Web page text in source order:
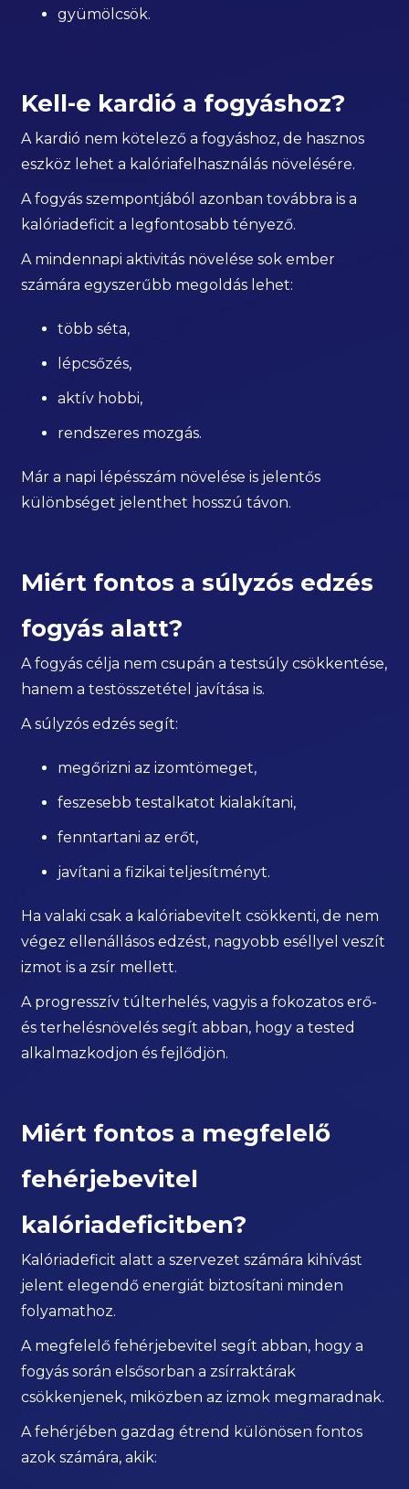
gyümölcsök.
Kell-e kardió a fogyáshoz?
A kardió nem kötelező a fogyáshoz, de hasznos
eszköz lehet a kalóriafelhasználás növelésére.
A fogyás szempontjából azonban továbbra is a
kalóriadeficit a legfontosabb tényező.
A mindennapi aktivitás növelése sok ember
számára egyszerűbb megoldás lehet:
több séta,
lépcsőzés,
aktív hobbi,
rendszeres mozgás.
Már a napi lépésszám növelése is jelentős
különbséget jelenthet hosszú távon.
Miért fontos a súlyzós edzés
fogyás alatt?
A fogyás célja nem csupán a testsúly csökkentése,
hanem a testösszetétel javítása is.
A súlyzós edzés segít:
megőrizni az izomtömeget,
feszesebb testalkatot kialakítani,
fenntartani az erőt,
javítani a fizikai teljesítményt.
Ha valaki csak a kalóriabevitelt csökkenti, de nem
végez ellenállásos edzést, nagyobb eséllyel veszít
izmot is a zsír mellett.
A progresszív túlterhelés, vagyis a fokozatos erő-
és terhelésnövelés segít abban, hogy a tested
alkalmazkodjon és fejlődjön.
Miért fontos a megfelelő
fehérjebevitel
kalóriadeficitben?
Kalóriadeficit alatt a szervezet számára kihívást
jelent elegendő energiát biztosítani minden
folyamathoz.
A megfelelő fehérjebevitel segít abban, hogy a
fogyás során elsősorban a zsírraktárak
csökkenjenek, miközben az izmok megmaradnak.
A fehérjében gazdag étrend különösen fontos
azok számára, akik: